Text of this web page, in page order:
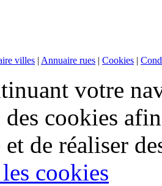
villes | Annuaire rues | Cookies |
votre
cookies
de réaliser
cookies